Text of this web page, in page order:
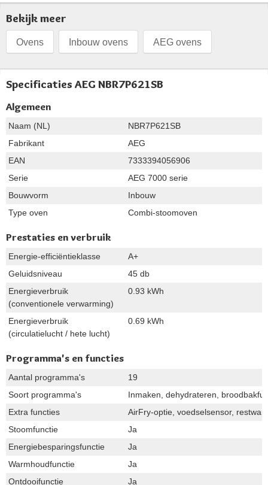
Bekijk meer
Ovens Inbouw ovens AEG ovens
Specificaties AEG NBR7P621SB
Algemeen
Naam (NL)
NBR7P621SB
Fabrikant
AEG
EAN
7333394056906
Serie
AEG 7000 serie
Bouwvorm
Inbouw
Type oven
Combi-stoomoven
Prestaties en verbruik
Energie-efficiëntieklasse
A+
Geluidsniveau
45 db
Energieverbruik
(conventionele verwarming)
0.93 kWh
Energieverbruik
(circulatielucht / hete lucht)
0.69 kWh
Programma's en functies
Aantal programma's
19
Soort programma's
Inmaken, dehydrateren,
Extra functies
AirFry-optie, voedselsensor,
Stoomfunctie
Ja
Energiebesparingsfunctie
Ja
Warmhoudfunctie
Ja
Ontdooifunctie
Ja